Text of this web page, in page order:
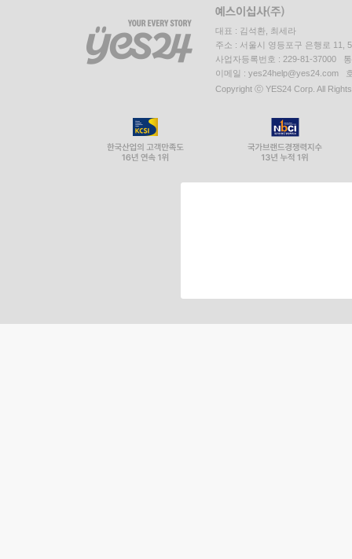
대표 : 김석환, 최세라
주소 : 서울시 영등포구 은행로 11,
사업자등록번호 : 229-81-37000
이메일 : yes24help@yes24.com
Copyright ⓒ YES24 Corp. All